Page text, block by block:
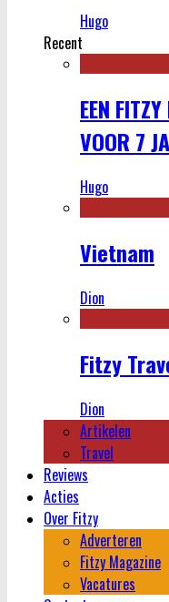
Hugo
Recent
EEN
VOOR 7
Hugo
Vietnam
Dion
Fitzy
Dion
Artikelen
Travel
Reviews
Acties
Over Fitzy
Adverteren
Fitzy Magazine
Vacatures